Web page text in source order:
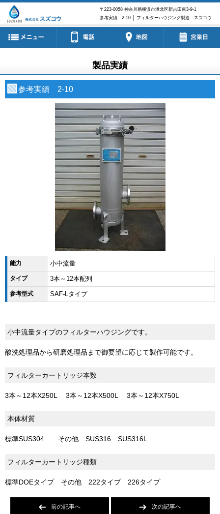
〒223-0058 神奈川県横浜市港北区新吉田東3-9-1
参考実績 2-10 │ フィルターハウジング製造 スズコウ
製品実績
参考実績 2-10
能力 小中流量
タイプ 3本～12本配列
参考型式 SAF-Lタイプ
小中流量タイプのフィルターハウジングです。
酸洗処理品から研磨処理品まで御要望に応じて製作可能です。
フィルターカートリッジ本数
3本～12本X250L 3本～12本X500L 3本～12本X750L
本体材質
標準SUS304 その他 SUS316 SUS316L
フィルターカートリッジ種類
標準DOEタイプ その他 222タイプ 226タイプ
前の記事へ 次の記事へ